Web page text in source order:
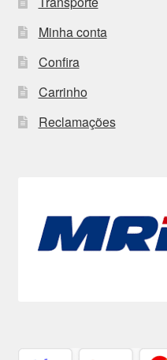
Minha conta
Confira
Carrinho
Reclamações